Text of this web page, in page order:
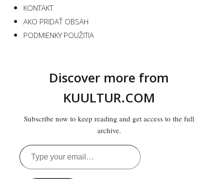
KONTAKT
AKO PRIDAŤ OBSAH
PODMIENKY POUŽITIA
Discover more from
KUULTUR.COM
Subscribe now to keep reading and get access to the full
archive.
Type
your